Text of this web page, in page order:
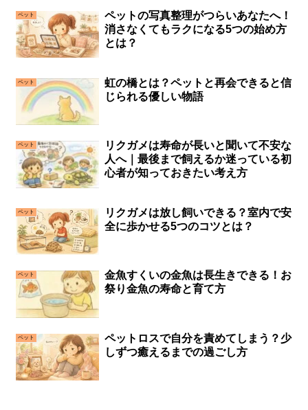
ペット
ペットの写真整理がつらいあなたへ！
消さなくてもラクになる5つの始め方
とは？
ペット
虹の橋とは？ペットと再会できると信
じられる優しい物語
ペット
リクガメは寿命が長いと聞いて不安な
人へ｜最後まで飼えるか迷っている初
心者が知っておきたい考え方
ペット
リクガメは放し飼いできる？室内で安
全に歩かせる5つのコツとは？
ペット
金魚すくいの金魚は長生きできる！お
祭り金魚の寿命と育て方
ペット
ペットロスで自分を責めてしまう？少
しずつ癒えるまでの過ごし方